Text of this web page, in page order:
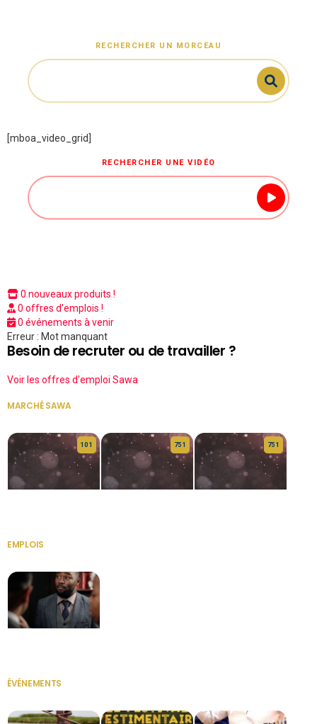
RECHERCHER UN MORCEAU
[mboa_video_grid]
RECHERCHER UNE VIDÉO
0 nouveaux produits !
0 offres d'emplois !
0 événements à venir
Erreur : Mot manquant
Besoin de recruter ou de travailler ?
Voir les offres d'emploi Sawa
MARCHÉ SAWA
10 1 75 1 75 1
EMPLOIS
ÉVÉNEMENTS